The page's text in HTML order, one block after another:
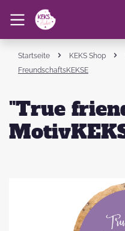
Startseite KEKS Shop
FreundschaftsKEKSE
"True